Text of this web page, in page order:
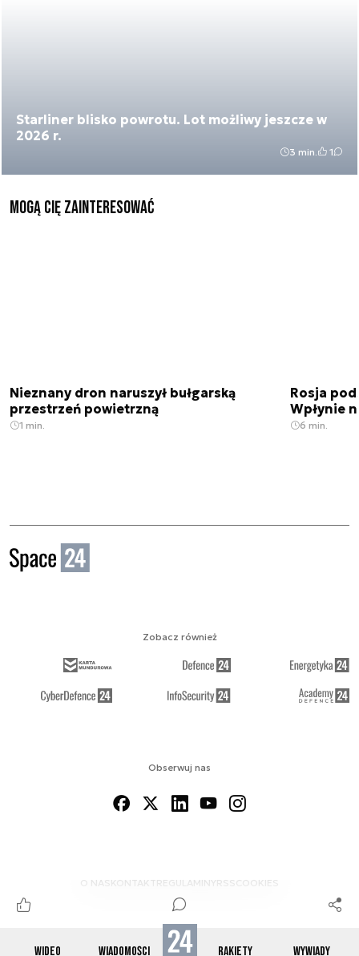
WIDEO WIADOMOŚCI RAKIETY WYWIADY
Starliner blisko powrotu. Lot możliwy jeszcze w
2026 r.
3 min. 1
Mogą Cię zainteresować
Nieznany dron naruszył bułgarską
przestrzeń powietrzną
1 min.
Rosja
Wpłynie
6 min.
Obserwuj nas
O NAS KONTAKTREGULAMINYRSS COOKIES
Zobacz również